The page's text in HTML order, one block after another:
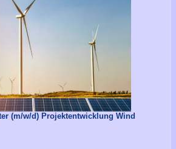
(m/w/d) Projektentwicklung Wind